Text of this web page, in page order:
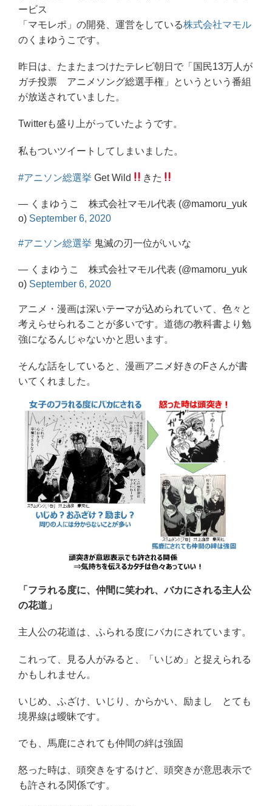
ービス
「マモレポ」の開発、運営をしている株式会社マモル
のくまゆうこです。
昨日は、たまたまつけたテレビ朝日で「国民13万人が
ガチ投票 アニメソング総選手権」というという番組
が放送されていました。
Twitterも盛り上がっていたようです。
私もついツイートしてしまいました。
#アニソン総選挙 Get Wild きた
— くまゆうこ 株式会社マモル代表 (@mamoru_yuk
o) September 6, 2020
#アニソン総選挙 鬼滅の刃一位がいいな
— くまゆうこ 株式会社マモル代表 (@mamoru_yuk
o) September 6, 2020
アニメ・漫画は深いテーマが込められていて、色々と
考えらせられることが多いです。道徳の教科書より勉
強になるんじゃないかと思います。
そんな話をしていると、漫画アニメ好きのFさんが書
いてくれました。
「フラれる度に、仲間に笑われ、バカにされる主人公
の花道」
主人公の花道は、ふられる度にバカにされています。
これって、見る人がみると、「いじめ」と捉えられる
かもしれません。
いじめ、ふざけ、いじり、からかい、励まし とても
境界線は曖昧です。
でも、馬鹿にされても仲間の絆は強固
怒った時は、頭突きをするけど、頭突きが意思表示で
も許される関係です。